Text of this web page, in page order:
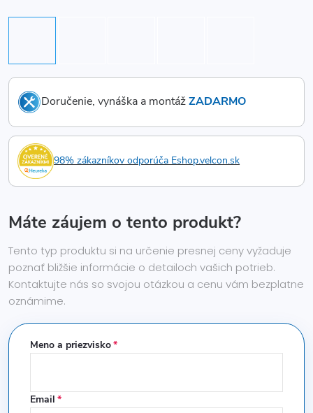
Doručenie, vynáška a montážZADARMO
98% zákazníkov odporúča Eshop.velcon.sk
Máte záujem o tento produkt?
Tento typ produktu si na určenie presnej ceny vyžaduje
poznať bližšie informácie o detailoch vašich potrieb.
Kontaktujte nás so svojou otázkou a cenu vám bezplatne
oznámime.
Meno a priezvisko
Email